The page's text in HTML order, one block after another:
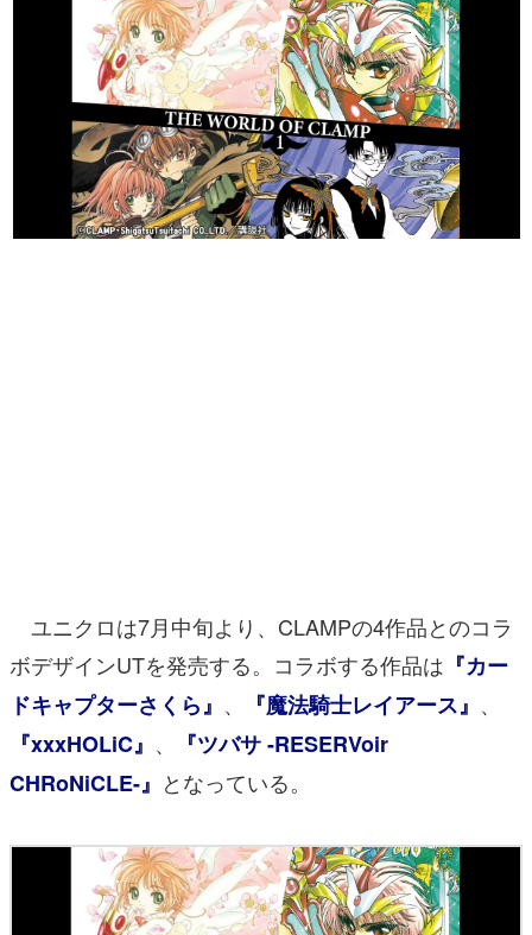
日本のコンテンツ産業やカルチャーに与えた影響を探る企
画です。
日本モバイルゲーム産業史
日本のモバイルゲーム史における主要なトピック・タイト
ルを網羅するほか、開発者へのインタビューや識者による
解説を掲載。約20年の歴史が一望できる決定版！
若ゲのいたり〜ゲームクリエイターの青春〜
『うつヌケ』『ペンと箸』等で知られるマンガ家・田中圭
一先生によるゲーム業界レポートマンガです。
アプリレビュー
その他
ユニクロは7月中旬より、CLAMPの4作品とのコラ
ボデザインUTを発売する。コラボする作品は 『カー
ドキャプターさくら』 、 『魔法騎士レイアース』 、
『xxxHOLiC』 、
『ツバサ -RESERVoir
CHRoNiCLE-』 となっている。